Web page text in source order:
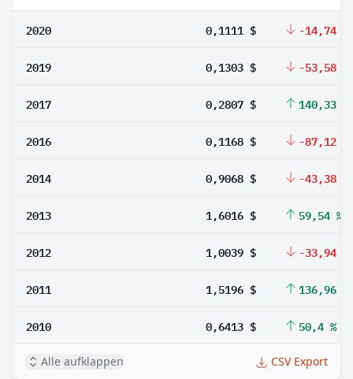
2020 0,1111 $ -14,74 %
2019 0,1303 $ -53,58 %
2017 0,2807 $ 140,33 %
2016 0,1168 $ -87,12 %
2014 0,9068 $ -43,38 %
2013 1,6016 $ 59,54 %
2012 1,0039 $ -33,94 %
2011 1,5196 $ 136,96 %
2010 0,6413 $ 50,4 %
Alle aufklappen CSV Export